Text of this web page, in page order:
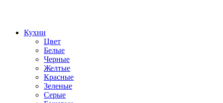
Кухни
Цвет
Белые
Черные
Желтые
Красные
Зеленые
Серые